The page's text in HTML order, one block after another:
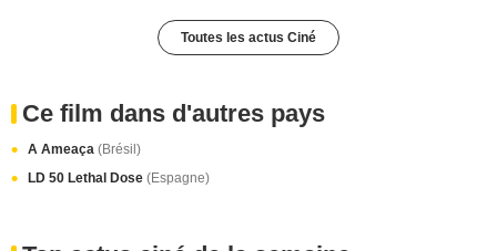
Toutes les actus Ciné
Ce film dans d'autres pays
A Ameaça (Brésil)
LD 50 Lethal Dose (Espagne)